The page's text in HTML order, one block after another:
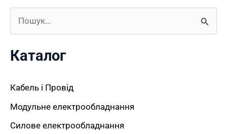
к
т
и
:
Каталог
Кабель і Провід
Модульне електрообладнання
Силове електрообладнання